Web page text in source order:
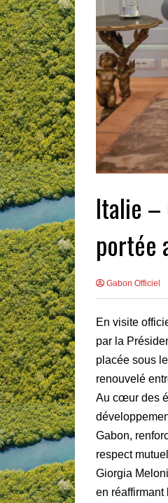
Italie –
portée
Gabon Officiel
En visite
par la
placée sous
renouvelé
Au cœur des
Gabon,
respect
Giorgia
en réaffirmant